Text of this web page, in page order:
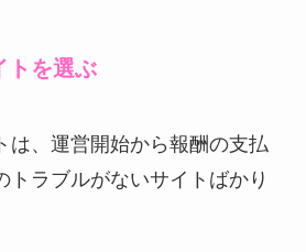
トを選ぶ
は、運営開始から報酬の支払
トラブルがないサイトばかり